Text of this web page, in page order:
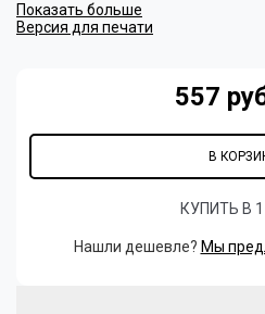
Показать больше
Версия для печати
557
В
КУПИТЬ В
Нашли дешевле? Мы